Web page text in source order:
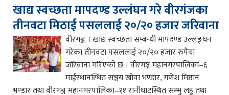
खाद्य स्वच्छता मापदण्ड उल्लंघन गरे वीरगंजका
तीनवटा मिठाई पसललाई २०/२० हजार जरिवाना
वीरगञ्ज । खाद्य स्वच्छता सम्बन्धी मापदण्ड उल्लङ्घन
गरेका तीनवटा पसललाई २०/२० हजार रुपैया
जरिवाना गरिएको छ । वीरगञ्ज महानगरपालिका–६
माईस्थानस्थित सञ्जय खोवा भण्डार, गणेश मिष्ठान
भण्डार तथा वीरगञ्ज महानगरपालिका–११ रानीघाटस्थित सम्भु लड्डु तथा